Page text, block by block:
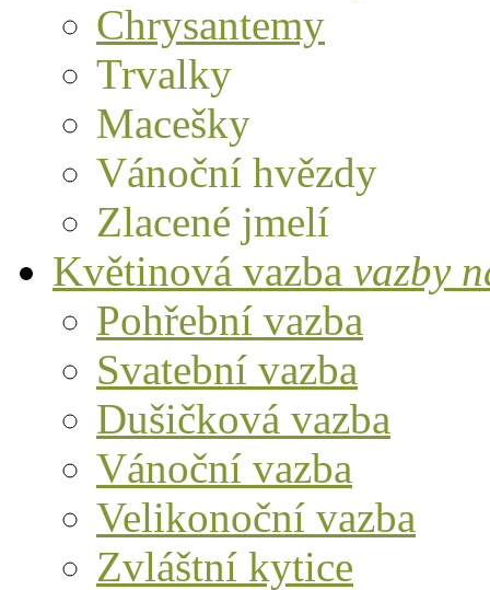
Chrysantemy
Trvalky
Macešky
Vánoční hvězdy
Zlacené jmelí
Květinová vazba vazby
Pohřební vazba
Svatební vazba
Dušičková vazba
Vánoční vazba
Velikonoční vazba
Zvláštní kytice